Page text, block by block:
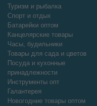
Туризм и рыбалка
Спорт и отдых
Батарейки оптом
Канцелярские товары
Часы, будильники
Товары для сада и цветов
Посуда и кухонные
принадлежности
Инструменты опт
Галантерея
Новогодние товары оптом